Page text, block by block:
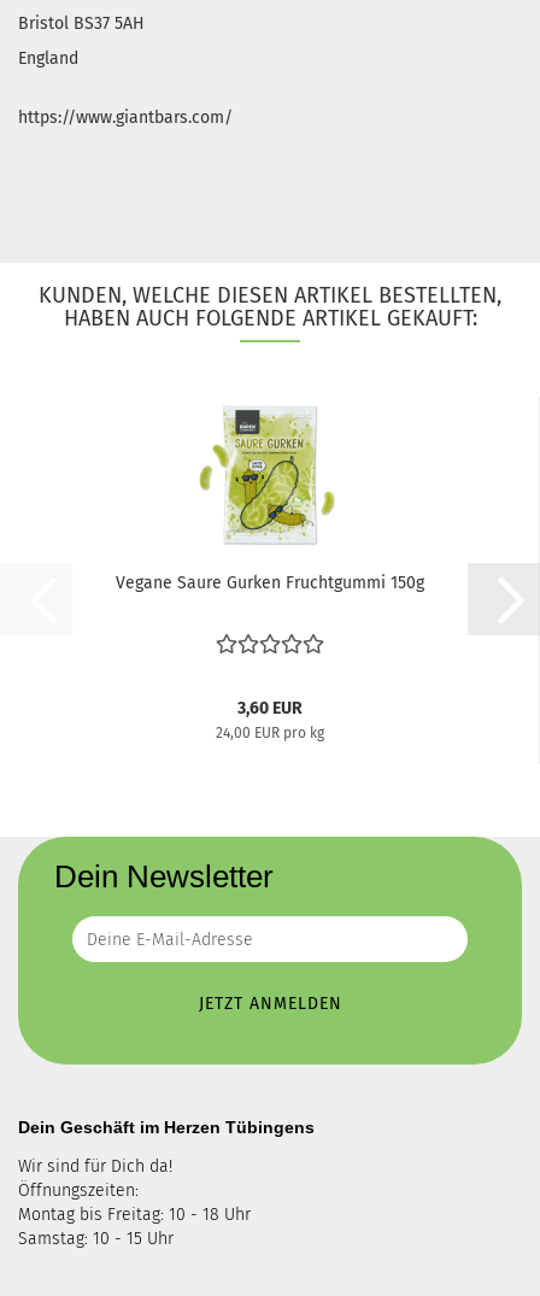
Bristol BS37 5AH
England
https://www.giantbars.com/
KUNDEN, WELCHE DIESEN ARTIKEL BESTELLTEN,
HABEN AUCH FOLGENDE ARTIKEL GEKAUFT:
Vegane Saure Gurken Fruchtgummi 150g
3,60 EUR
24,00 EUR pro kg
Dein Newsletter
Dein Geschäft im Herzen Tübingens
Wir sind für Dich da!
Öffnungszeiten:
Montag bis Freitag: 10 - 18 Uhr
Samstag: 10 - 15 Uhr